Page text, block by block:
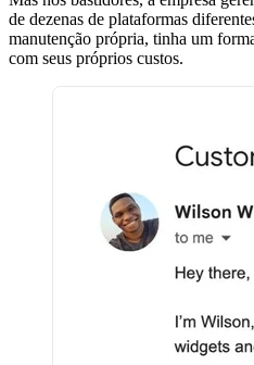
de dezenas de plataformas
manutenção própria, tinha um
com seus próprios custos.